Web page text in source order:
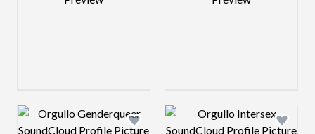
Design preview image Design preview